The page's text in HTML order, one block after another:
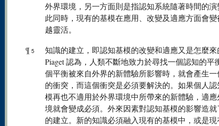
外界環境，另一方面則是指認知系統隨著時間的
此同時，現有的基模在應用、改變及適應方面會
越靈活。
¶ 5
知識的建立，即認知基模的改變和適應又是怎麼來
Piaget 認為，人類不斷地致力於尋找一個認知的平
個平衡被來自外界的新體驗所影響時，就會產生
的衝突，而這個衝突是必須要解決的。如果個人
模再也不適用於外界環境中所帶來的新體驗，適
境就會變成必須。外來因素對認知基模的影響造
的建立。新的知識必須融入現有的基模中，或是